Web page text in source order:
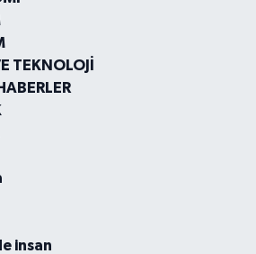
TEKNOLOJİ
insan